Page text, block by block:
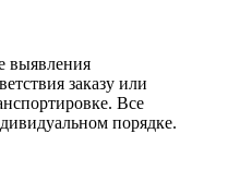
выявления
заказу или
Все
порядке.